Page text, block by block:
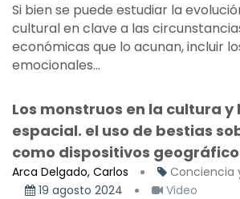
Si bien se puede estudiar la
cultural en clave a las
económicas que lo acunan, incluir
emocionales...
Los monstruos en la cultura y
espacial. el uso de bestias
como dispositivos
Arca Delgado, Carlos
Conciencia
19 agosto 2024
Video